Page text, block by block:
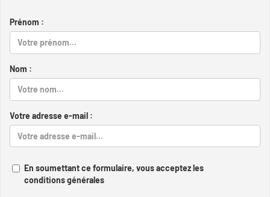
Prénom :
Nom :
Votre adresse e-mail :
En soumettant ce formulaire, vous acceptez les
conditions générales